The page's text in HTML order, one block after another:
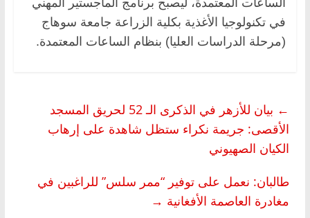
في تكنولوجيا الأغذية بكلية الزراعة جامعة سوهاج
(مرحلة الدراسات العليا) بنظام الساعات المعتمدة.
←
بيان للأزهر في الذكرى الـ 52 لحريق المسجد
الأقصى: جريمة نكراء ستظل شاهدة على إرهاب
الكيان الصهيوني
طالبان: نعمل على توفير “ممر سلس” للراغبين في
مغادرة العاصمة الأفغانية →